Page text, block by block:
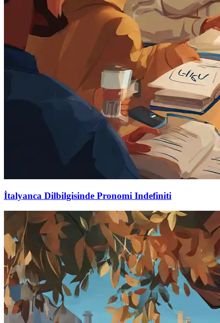
İtalyanca Dilbilgisinde Pronomi Indefiniti